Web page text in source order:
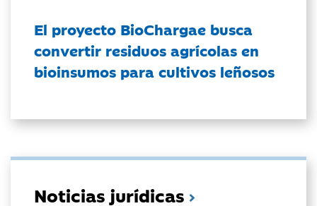
El proyecto BioChargae busca
convertir residuos agrícolas en
bioinsumos para cultivos leñosos
Noticias jurídicas